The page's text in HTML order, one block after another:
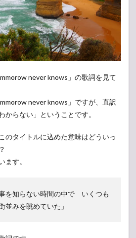
never knows」の歌詞を見て
never knows」ですが、直訳
からない」ということです。
のタイトルに込めた意味はどういっ
ます。
事を知らない時間の中で いくつも
並みを眺めていた」